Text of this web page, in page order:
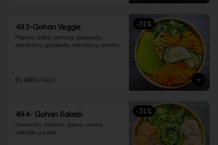
-31%
493-Gohan Veggie
Pepino, palta, camote glaseado,
zanahoria glaseada, cebollín y cancha.
$5.490$7.990
-31%
494- Gohan Sakebi
Camarón, salmón, queso crema,
cebollín y palta.